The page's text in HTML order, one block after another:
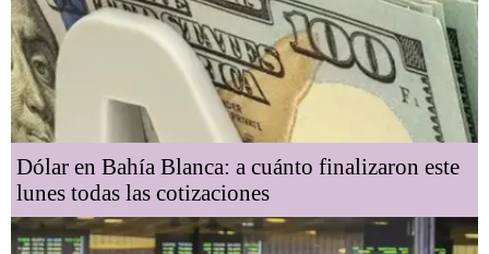
Dólar en Bahía Blanca: a cuánto finalizaron este
lunes todas las cotizaciones